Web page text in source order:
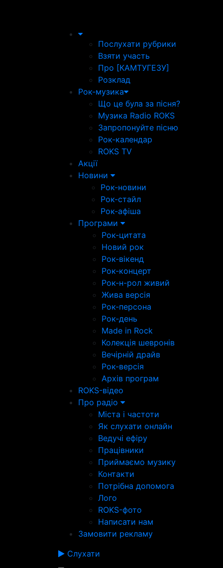
Послухати рубрики
Взяти участь
Про [КАМТУГЕЗУ]
Розклад
Рок-музика
Що це була за пісня?
Музика Radio ROKS
Запропонуйте пісню
Рок-календар
ROKS TV
Акції
Новини
Рок-новини
Рок-стайл
Рок-афіша
Програми
Рок-цитата
Новий рок
Рок-вікенд
Рок-концерт
Рок-н-рол живий
Жива версія
Рок-персона
Рок-день
Made in Rock
Колекція шевронів
Вечірній драйв
Рок-версія
Архів програм
ROKS-відео
Про радіо
Міста і частоти
Як слухати онлайн
Ведучі ефіру
Працівники
Приймаємо музику
Контакти
Потрібна допомога
Лого
ROKS-фото
Написати нам
Замовити рекламу
Слухати